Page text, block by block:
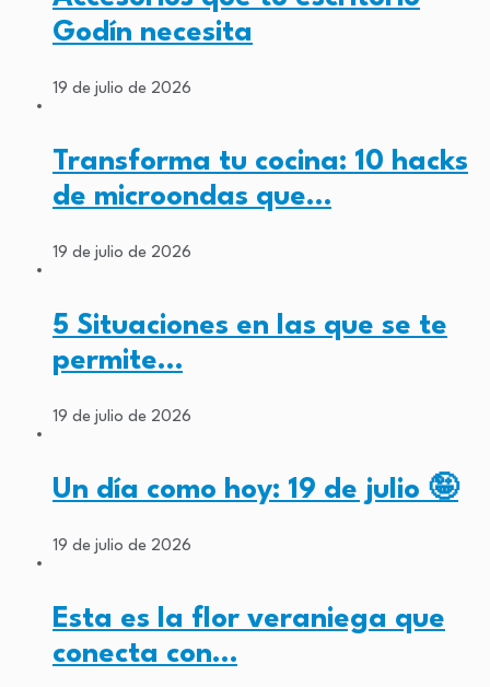
Godín necesita
19 de julio de 2026
Transforma tu cocina: 10 hacks
de microondas que…
19 de julio de 2026
5 Situaciones en las que se te
permite…
19 de julio de 2026
Un día como hoy: 19 de julio 🤪
19 de julio de 2026
Esta es la flor veraniega que
conecta con…